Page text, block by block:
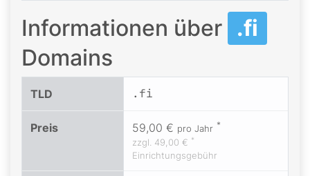
Informationen über .fi
Domains
TLD .fi
Preis 59,00 € pro Jahr *
zzgl. 49,00 € *
Einrichtungsgebühr